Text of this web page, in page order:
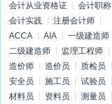
会计从业资格证
会计职称
会计实践
注册会计师
ACCA
AIA
一级建造师
二级建造师
监理工程师
造价师
造价员
质检员
安全员
施工员
试验员
材料员
资料员
测量员